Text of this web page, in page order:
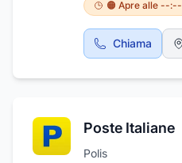
🟠 Apre alle --:--
Chiama
Poste Italiane
Polis